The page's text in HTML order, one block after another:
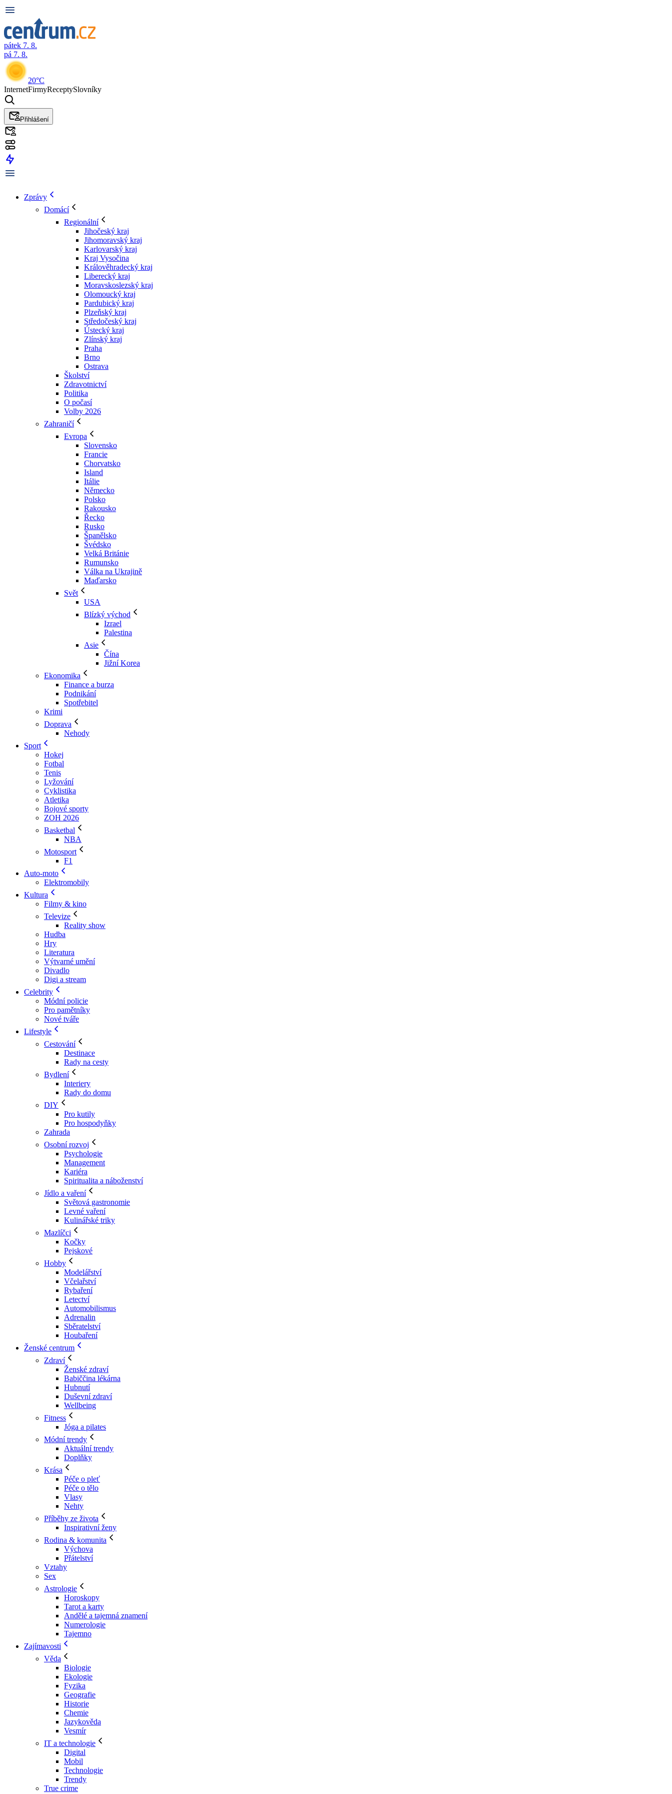
pátek 7. 8.
pá 7. 8.
20°C
InternetFirmyReceptySlovníky
Přihlášení
Zprávy
Domácí
Regionální
Jihočeský kraj
Jihomoravský kraj
Karlovarský kraj
Kraj Vysočina
Králověhradecký kraj
Liberecký kraj
Moravskoslezský kraj
Olomoucký kraj
Pardubický kraj
Plzeňský kraj
Středočeský kraj
Ústecký kraj
Zlínský kraj
Praha
Brno
Ostrava
Školství
Zdravotnictví
Politika
O počasí
Volby 2026
Zahraničí
Evropa
Slovensko
Francie
Chorvatsko
Island
Itálie
Německo
Polsko
Rakousko
Řecko
Rusko
Španělsko
Švédsko
Velká Británie
Rumunsko
Válka na Ukrajině
Maďarsko
Svět
USA
Blízký východ
Izrael
Palestina
Asie
Čína
Jižní Korea
Ekonomika
Finance a burza
Podnikání
Spotřebitel
Krimi
Doprava
Nehody
Sport
Hokej
Fotbal
Tenis
Lyžování
Cyklistika
Atletika
Bojové sporty
ZOH 2026
Basketbal
NBA
Motosport
F1
Auto-moto
Elektromobily
Kultura
Filmy & kino
Televize
Reality show
Hudba
Hry
Literatura
Výtvarné umění
Divadlo
Digi a stream
Celebrity
Módní policie
Pro pamětníky
Nové tváře
Lifestyle
Cestování
Destinace
Rady na cesty
Bydlení
Interiery
Rady do domu
DIY
Pro kutily
Pro hospodyňky
Zahrada
Osobní rozvoj
Psychologie
Management
Kariéra
Spiritualita a náboženství
Jídlo a vaření
Světová gastronomie
Levné vaření
Kulinářské triky
Mazlíčci
Kočky
Pejskové
Hobby
Modelářství
Včelařství
Rybaření
Letectví
Automobilismus
Adrenalin
Sběratelství
Houbaření
Ženské centrum
Zdraví
Ženské zdraví
Babiččina lékárna
Hubnutí
Duševní zdraví
Wellbeing
Fitness
Jóga a pilates
Módní trendy
Aktuální trendy
Doplňky
Krása
Péče o pleť
Péče o tělo
Vlasy
Nehty
Příběhy ze života
Inspirativní ženy
Rodina & komunita
Výchova
Přátelství
Vztahy
Sex
Astrologie
Horoskopy
Tarot a karty
Andělé a tajemná znamení
Numerologie
Tajemno
Zajímavosti
Věda
Biologie
Ekologie
Fyzika
Geografie
Historie
Chemie
Jazykověda
Vesmír
IT a technologie
Digital
Mobil
Technologie
Trendy
True crime